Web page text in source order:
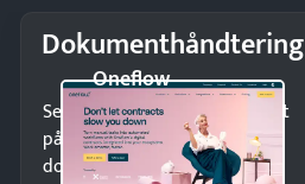
Dokumenthåndtering
Oneflow
Send kontrakter til underskrift
på minutter og mist ingen
dokumenter.